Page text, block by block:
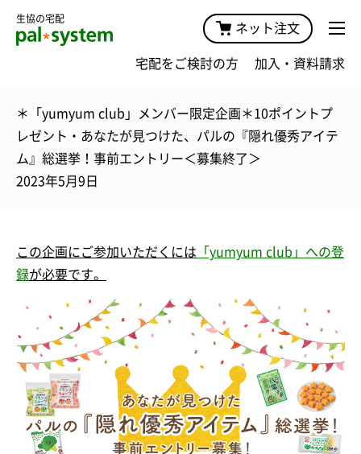
生協の宅配
ネット注文
宅配をご検討の方 加入・資料請求
＊「yumyum club」メンバー限定企画＊10ポイントプ
レゼント・あなたが見つけた、パルの『隠れ優秀アイテ
ム』総選挙！事前エントリー＜募集終了＞
2023年5月9日
この企画にご参加いただくには 「yumyum club」への登
録が必要です。